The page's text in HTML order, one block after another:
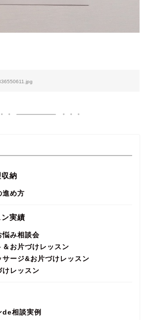
納
進め方
実績
悩み相談会
＆お片づけレッスン
サージ&お片づけレッスン
けレッスン
de相談実例